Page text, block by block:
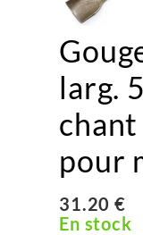
larg.
pour
31.20 €
En stock